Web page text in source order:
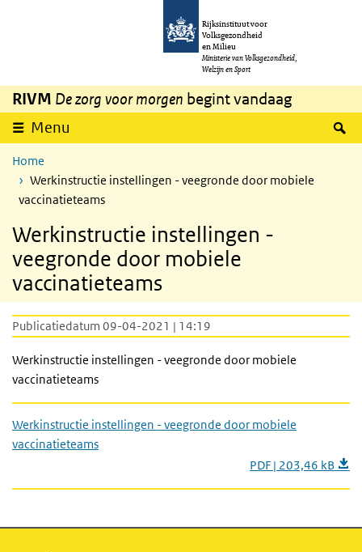
Overslaan en naar de inhoud gaan
Rijksinstituut voor
Volksgezondheid
en Milieu
Ministerie van Volksgezondheid,
Welzijn en Sport
RIVM De zorg voor morgen begint vandaag
Menu
Home
Werkinstructie instellingen - veegronde door mobiele
vaccinatieteams
Werkinstructie instellingen -
veegronde door mobiele
vaccinatieteams
Publicatiedatum 09-04-2021 | 14:19
Werkinstructie instellingen - veegronde door mobiele
vaccinatieteams
Werkinstructie instellingen - veegronde door mobiele
vaccinatieteams
PDF | 203,46 kB